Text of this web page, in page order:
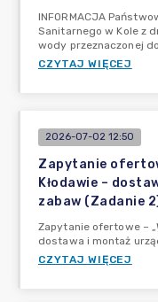
INFORMACJA
Sanitarnego w Kole z
wody przeznaczonej
CZYTAJ WIĘCEJ
2026-07-02 12:50
Zapytanie
Kłodawie –
zabaw (Zadanie
Zapytanie ofertowe –
dostawa i montaż
CZYTAJ WIĘCEJ